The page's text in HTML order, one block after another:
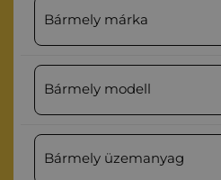
Bármely márka
Bármely modell
Bármely üzemanyag